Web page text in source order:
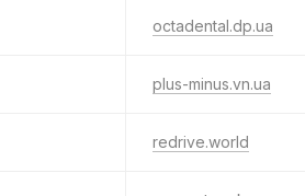
octadental.dp.ua
plus-minus.vn.ua
redrive.world